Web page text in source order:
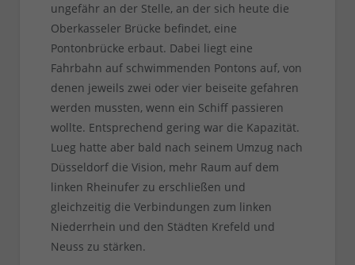
ungefähr an der Stelle, an der sich heute die
Oberkasseler Brücke befindet, eine
Pontonbrücke erbaut. Dabei liegt eine
Fahrbahn auf schwimmenden Pontons auf, von
denen jeweils zwei oder vier beiseite gefahren
werden mussten, wenn ein Schiff passieren
wollte. Entsprechend gering war die Kapazität.
Lueg hatte aber bald nach seinem Umzug nach
Düsseldorf die Vision, mehr Raum auf dem
linken Rheinufer zu erschließen und
gleichzeitig die Verbindungen zum linken
Niederrhein und den Städten Krefeld und
Neuss zu stärken.